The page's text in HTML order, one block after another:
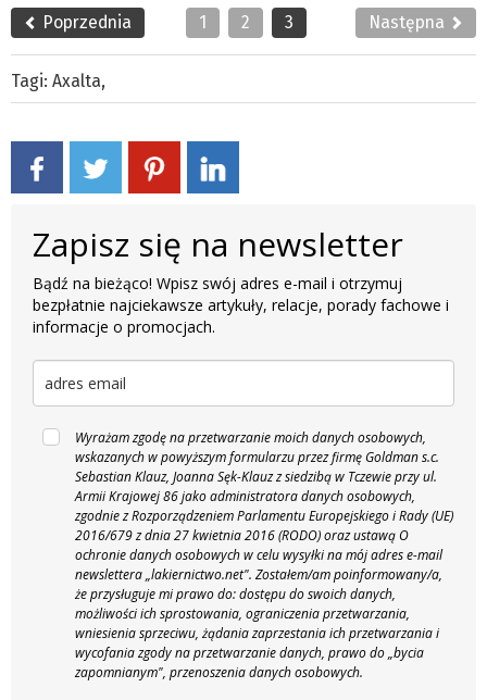
Poprzednia 1 2 3 Następna
Tagi: Axalta,
Zapisz się na newsletter
Bądź na bieżąco! Wpisz swój adres e-mail i otrzymuj
bezpłatnie najciekawsze artykuły, relacje, porady fachowe i
informacje o promocjach.
Wyrażam zgodę na przetwarzanie moich danych osobowych,
wskazanych w powyższym formularzu przez firmę Goldman s.c.
Sebastian Klauz, Joanna Sęk-Klauz z siedzibą w Tczewie przy ul.
Armii Krajowej 86 jako administratora danych osobowych,
zgodnie z Rozporządzeniem Parlamentu Europejskiego i Rady (UE)
2016/679 z dnia 27 kwietnia 2016 (RODO) oraz ustawą O
ochronie danych osobowych w celu wysyłki na mój adres e-mail
newslettera „lakiernictwo.net". Zostałem/am poinformowany/a,
że przysługuje mi prawo do: dostępu do swoich danych,
możliwości ich sprostowania, ograniczenia przetwarzania,
wniesienia sprzeciwu, żądania zaprzestania ich przetwarzania i
wycofania zgody na przetwarzanie danych, prawo do „bycia
zapomnianym", przenoszenia danych osobowych.